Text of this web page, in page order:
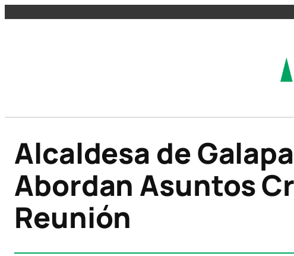
Alcaldesa de
Abordan Asuntos
Reunión